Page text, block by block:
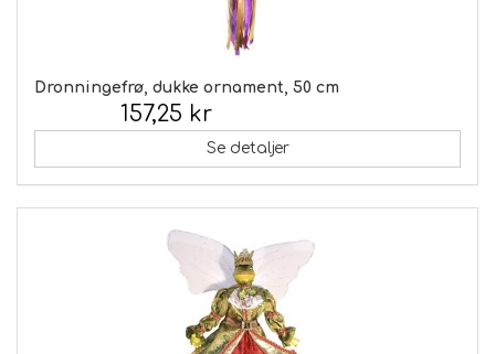
Dronningefrø, dukke ornament, 50 cm
157,25 kr
Se detaljer